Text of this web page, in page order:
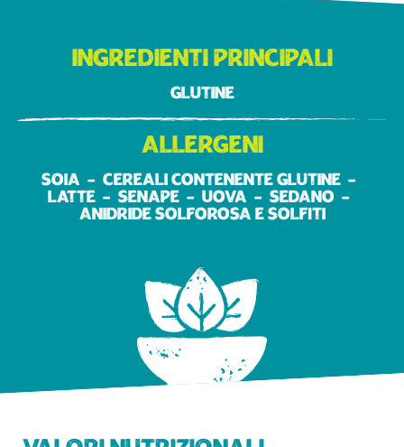
Ingredienti principali
Glutine
Allergeni
Soia
Cereali contenente glutine
Latte
Senape Uova
Sedano
Anidride solforosa e solfiti